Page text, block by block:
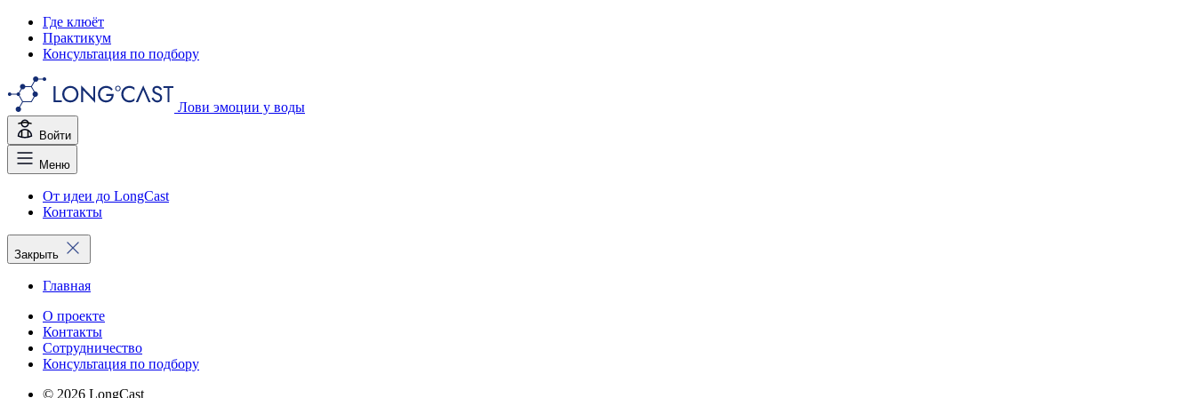
Где клюёт
Практикум
Консультация по подбору
Лови эмоции у воды
Войти
Меню
От идеи до LongCast
Контакты
Закрыть
Главная
О проекте
Контакты
Сотрудничество
Консультация по подбору
© 2026 LongCast